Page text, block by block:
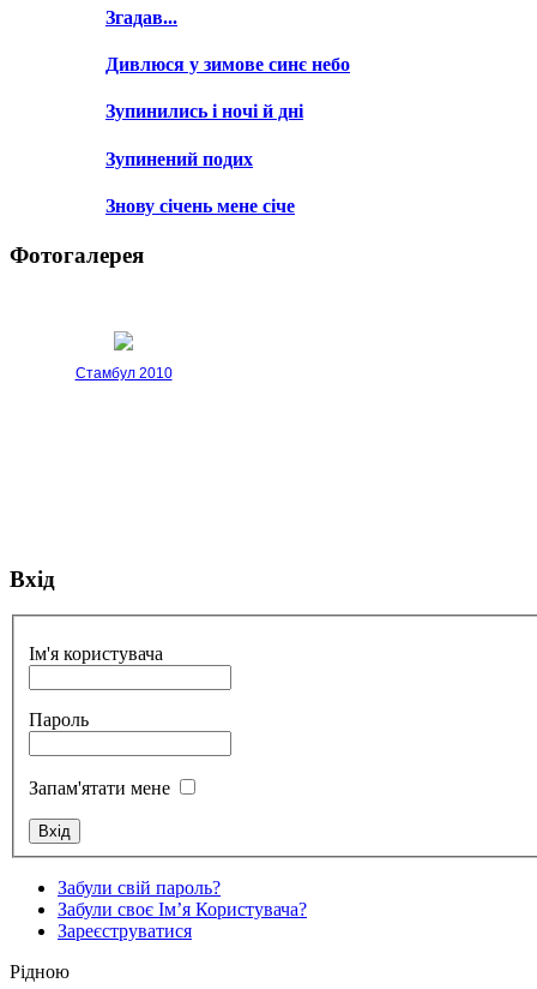
Згадав...
Дивлюся у зимове синє небо
Зупинились і ночі й дні
Зупинений подих
Знову січень мене січе
Фотогалерея
Стамбул 2010
Стамбул 2010
Вхід
Ім'я користувача
Пароль
Запам'ятати мене
Забули свій пароль?
Забули своє Ім’я Користувача?
Зареєструватися
Рідною